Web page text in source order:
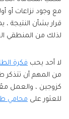
مع وجود نزاعات أو
قرار بشأن النتيجة ،
لذلك من المنطقي
لا أحد يحب فكرة
من المهم أن تتذكر
كزوجين ، والعمل
للعثور على محامي